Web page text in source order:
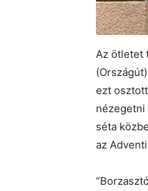
Az ötletet
ezt
nézegetni
séta
az